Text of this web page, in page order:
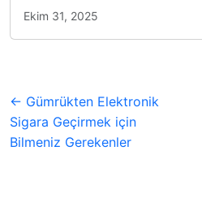
Ekim 31, 2025
← Gümrükten Elektronik
Sigara Geçirmek için
Bilmeniz Gerekenler